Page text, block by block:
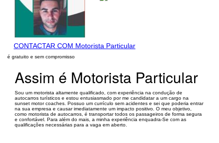
CONTACTAR COM Motorista Particular
é gratuito e sem compromisso
Assim é Motorista Particular
Sou um motorista altamente qualificado, com experiência na condução de
autocarros turísticos e estou entusiasmado por me candidatar a um cargo na
sunset motor coaches. Possuo um currículo sem acidentes e sei que poderia entrar
na sua empresa e causar imediatamente um impacto positivo. O meu objetivo,
como motorista de autocarros, é transportar todos os passageiros de forma segura
e confortável. Para além do mais, a minha experiência enquadra-Se com as
qualificações necessárias para a vaga em aberto.